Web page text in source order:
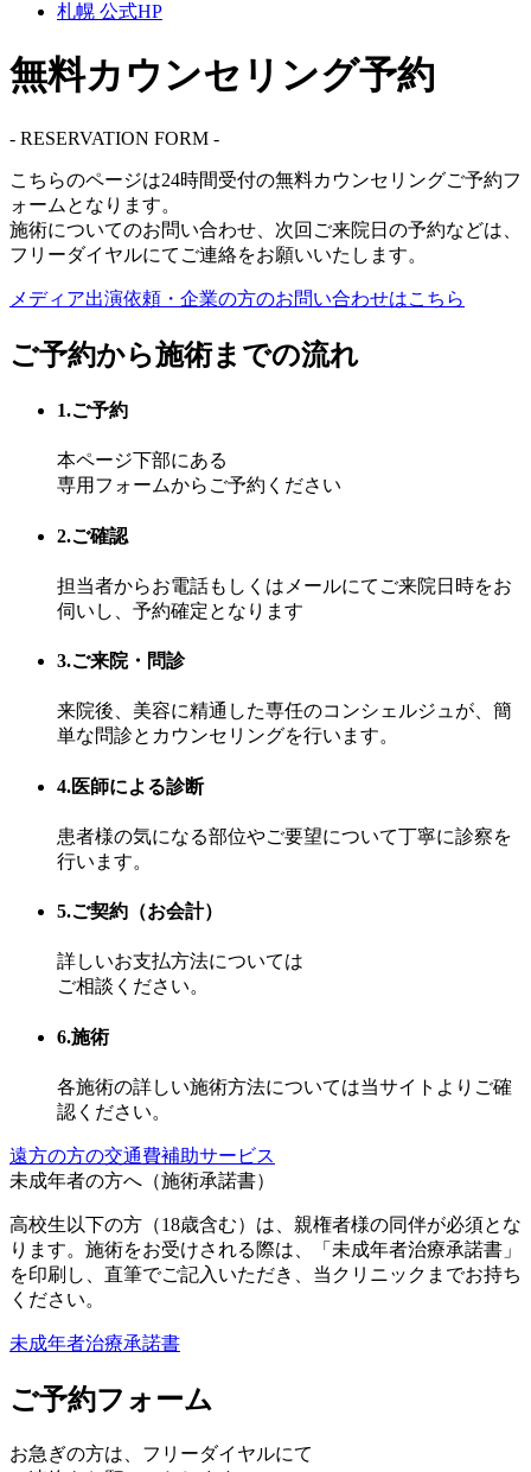
札幌 公式HP
無料カウンセリング予約
- RESERVATION FORM -
こちらのページは24時間受付の無料カウンセリングご予約フ
ォームとなります。
施術についてのお問い合わせ、次回ご来院日の予約などは、
フリーダイヤルにてご連絡をお願いいたします。
メディア出演依頼・企業の方のお問い合わせはこちら
ご予約から施術までの流れ
1.ご予約
本ページ下部にある
専用フォームからご予約ください
2.ご確認
担当者からお電話もしくはメールにてご来院日時をお
伺いし、予約確定となります
3.ご来院・問診
来院後、美容に精通した専任のコンシェルジュが、簡
単な問診とカウンセリングを行います。
4.医師による診断
患者様の気になる部位やご要望について丁寧に診察を
行います。
5.ご契約（お会計）
詳しいお支払方法については
ご相談ください。
6.施術
各施術の詳しい施術方法については当サイトよりご確
認ください。
遠方の方の交通費補助サービス
未成年者の方へ（施術承諾書）
高校生以下の方（18歳含む）は、親権者様の同伴が必須とな
ります。施術をお受けされる際は、「未成年者治療承諾書」
を印刷し、直筆でご記入いただき、当クリニックまでお持ち
ください。
未成年者治療承諾書
ご予約フォーム
お急ぎの方は、 フリーダイヤルにて